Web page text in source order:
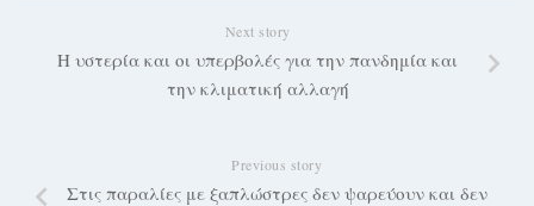
Next story
Η υστερία και οι υπερβολές για την πανδημία και
την κλιματική αλλαγή
Previous story
Στις παραλίες με ξαπλώστρες δεν ψαρεύουν και δεν